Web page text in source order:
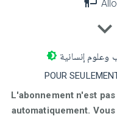
وعلوم إنسانية
POUR
L'abonnement n'est
automatiquement.